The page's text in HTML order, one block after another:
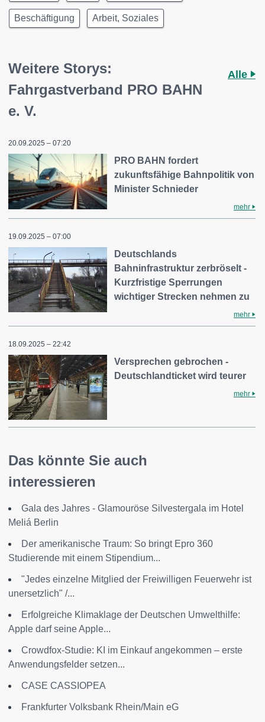
Beschäftigung Arbeit, Soziales
Weitere Storys:
Fahrgastverband PRO BAHN
e. V.
Alle
20.09.2025 – 07:20
PRO BAHN fordert
zukunftsfähige Bahnpolitik von
Minister Schnieder
mehr
19.09.2025 – 07:00
Deutschlands
Bahninfrastruktur zerbröselt -
Kurzfristige Sperrungen
wichtiger Strecken nehmen zu
mehr
18.09.2025 – 22:42
Versprechen gebrochen -
Deutschlandticket wird teurer
mehr
Das könnte Sie auch
interessieren
Gala des Jahres - Glamouröse Silvestergala im Hotel
Meliá Berlin
Der amerikanische Traum: So bringt Epro 360
Studierende mit einem Stipendium...
"Jedes einzelne Mitglied der Freiwilligen Feuerwehr ist
unersetzlich" /...
Erfolgreiche Klimaklage der Deutschen Umwelthilfe:
Apple darf seine Apple...
Crowdfox-Studie: KI im Einkauf angekommen – erste
Anwendungsfelder setzen...
CASE CASSIOPEA
Frankfurter Volksbank Rhein/Main eG